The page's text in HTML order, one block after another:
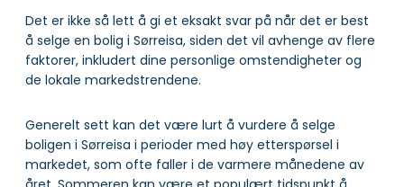
Det er ikke så lett å gi et eksakt svar på når det er best
å selge en bolig i Sørreisa, siden det vil avhenge av flere
faktorer, inkludert dine personlige omstendigheter og
de lokale markedstrendene.
Generelt sett kan det være lurt å vurdere å selge
boligen i Sørreisa i perioder med høy etterspørsel i
markedet, som ofte faller i de varmere månedene av